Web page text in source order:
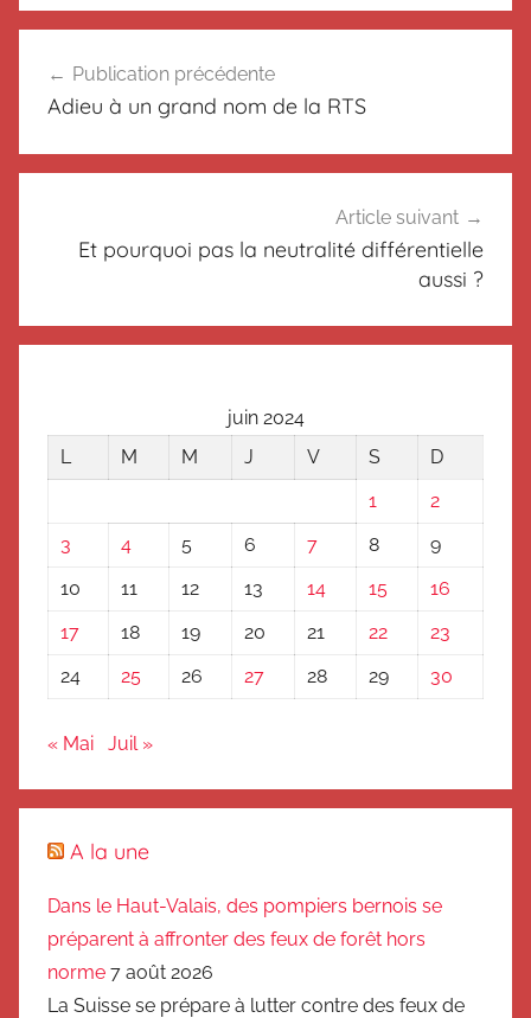
N
c
l
de
Publication précédente
Adieu à un grand nom de la RTS
Article suivant
Et pourquoi pas la neutralité différentielle
aussi ?
juin 2024
L
M M J V S
D
1
2
3
4 5 6 7 8
9
10
11 12 13 14 15
16
17
18 19 20 21 22
23
24
25 26 27 28 29 30
« Mai Juil »
A la une
Dans le Haut-Valais, des pompiers bernois se
préparent à affronter des feux de forêt hors
norme 7 août 2026
La Suisse se prépare à lutter contre des feux de